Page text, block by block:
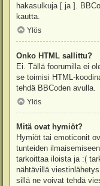
hakasulkuja [ ja ].
kautta.
Ylös
Onko HTML sallittu?
Ei. Tällä foorumilla ei
se toimisi HTML-
tehdä BBCoden avulla.
Ylös
Mitä ovat hymiöt?
Hymiöt tai emoticonit
tunteiden
tarkoittaa iloista ja :(
nähtävillä
sillä ne voivat tehdä